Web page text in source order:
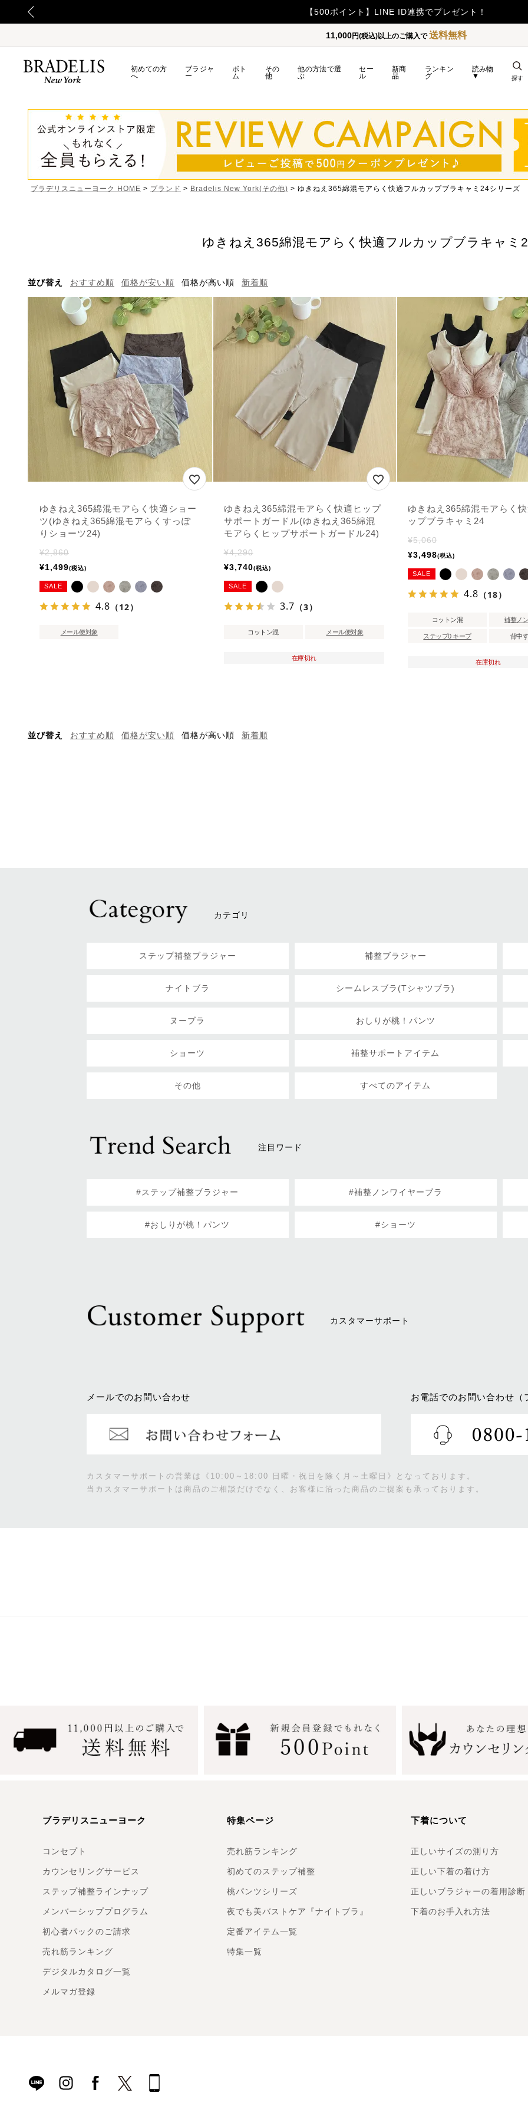
【500ポイント】LINE ID連携でプレゼント！
11,000円(税込)以上のご購入で送料無料
初めての方
へ
ブラジャ
ー
ボト
ム
その
他
他の方法で選
ぶ
セー
ル
新商
品
ランキン
グ
読み物
▼
探す
ブラデリスニューヨーク HOME ブランド Bradelis New York(その他) ゆきねえ365綿混モアらく快適フルカップブラキャミ24シリーズ
ゆきねえ365綿混モアらく快適フルカップブラキャミ
並び替え おすすめ順 価格が安い順 価格が高い順 新着順
ゆきねえ365綿混モアらく快適ショー
ツ(ゆきねえ365綿混モアらくすっぽ
りショーツ24)
¥2,860
¥1,499 税込
SALE
4.8 （12）
メール便対象
ゆきねえ365綿混モアらく快適ヒップ
サポートガードル(ゆきねえ365綿混
モアらくヒップサポートガードル24)
¥4,290
¥3,740 税込
SALE
3.7 （3）
コットン混 メール便対象
在庫切れ
ゆきねえ365綿混モアらく
ップブラキャミ24
¥5,060
¥3,498 税込
SALE
4.8 （18）
コットン混 補整ノ
ステップ0 キープ 背中
在庫切れ
並び替え おすすめ順 価格が安い順 価格が高い順 新着順
カテゴリ
ステップ補整ブラジャー 補整ブラジャー
ナイトブラ シームレスブラ(Tシャツブラ)
ヌーブラ おしりが桃！パンツ
ショーツ 補整サポートアイテム
その他 すべてのアイテム
注目ワード
#ステップ補整ブラジャー #補整ノンワイヤーブラ
#おしりが桃！パンツ #ショーツ
カスタマーサポート
メールでのお問い合わせ お電話でのお問い合わせ（
カスタマーサポートの営業は《10:00～18:00 日曜・祝日を除く月～土曜日》となっております。
当カスタマーサポートは商品のご相談だけでなく、お客様に沿った商品のご提案も承っております。
ブラデリスニューヨーク
コンセプト
カウンセリングサービス
ステップ補整ラインナップ
メンバーシッププログラム
初心者パックのご請求
売れ筋ランキング
デジタルカタログ一覧
メルマガ登録
特集ページ
売れ筋ランキング
初めてのステップ補整
桃パンツシリーズ
夜でも美バストケア『ナイトブラ』
定番アイテム一覧
特集一覧
下着について
正しいサイズの測り方
正しい下着の着け方
正しいブラジャーの着用診断
下着のお手入れ方法